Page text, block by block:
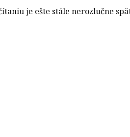
je ešte stále nerozlučne